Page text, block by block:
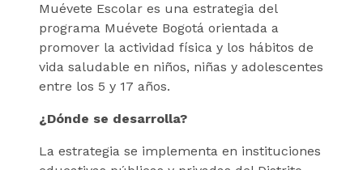
Muévete Escolar es una estrategia del
programa Muévete Bogotá orientada a
promover la actividad física y los hábitos de
vida saludable en niños, niñas y adolescentes
entre los 5 y 17 años.
¿Dónde se desarrolla?
La estrategia se implementa en instituciones